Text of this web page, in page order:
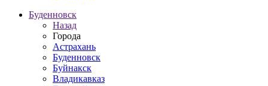
Буденновск
Назад
Города
Астрахань
Буденновск
Буйнакск
Владикавказ